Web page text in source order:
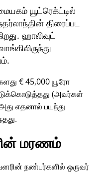
யூட்ரெக்ட்டில்
திரைப்பட
ஹாலிவுட்
€ 45,000 யூரோ
(அவர்கள்
எதனால் பயந்து
மரணம்
நண்பர்களில் ஒருவர்